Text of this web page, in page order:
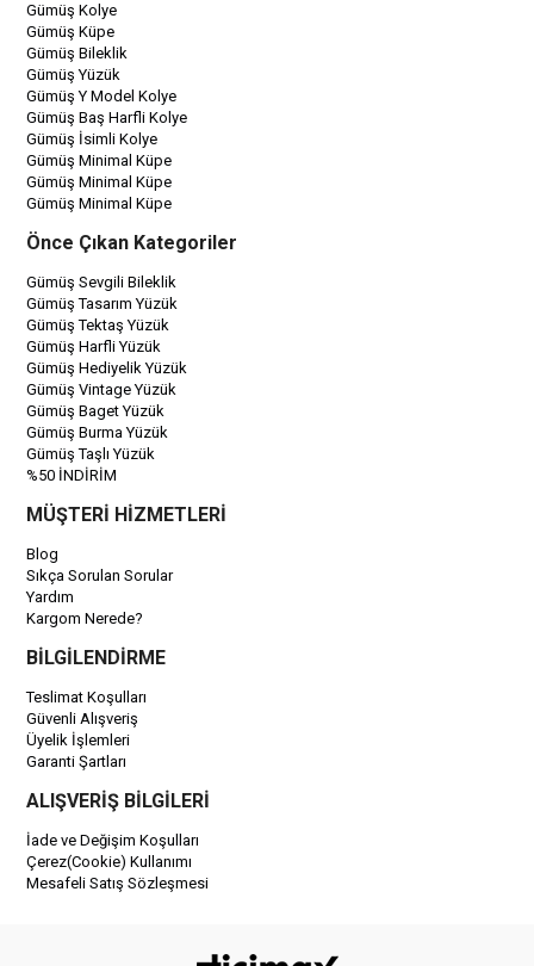
Gümüş Kolye
Gümüş Küpe
Gümüş Bileklik
Gümüş Yüzük
Gümüş Y Model Kolye
Gümüş Baş Harfli Kolye
Gümüş İsimli Kolye
Gümüş Minimal Küpe
Gümüş Minimal Küpe
Gümüş Minimal Küpe
Önce Çıkan Kategoriler
Gümüş Sevgili Bileklik
Gümüş Tasarım Yüzük
Gümüş Tektaş Yüzük
Gümüş Harfli Yüzük
Gümüş Hediyelik Yüzük
Gümüş Vintage Yüzük
Gümüş Baget Yüzük
Gümüş Burma Yüzük
Gümüş Taşlı Yüzük
%50 İNDİRİM
MÜŞTERİ HİZMETLERİ
Blog
Sıkça Sorulan Sorular
Yardım
Kargom Nerede?
BİLGİLENDİRME
Teslimat Koşulları
Güvenli Alışveriş
Üyelik İşlemleri
Garanti Şartları
ALIŞVERİŞ BİLGİLERİ
İade ve Değişim Koşulları
Çerez(Cookie) Kullanımı
Mesafeli Satış Sözleşmesi